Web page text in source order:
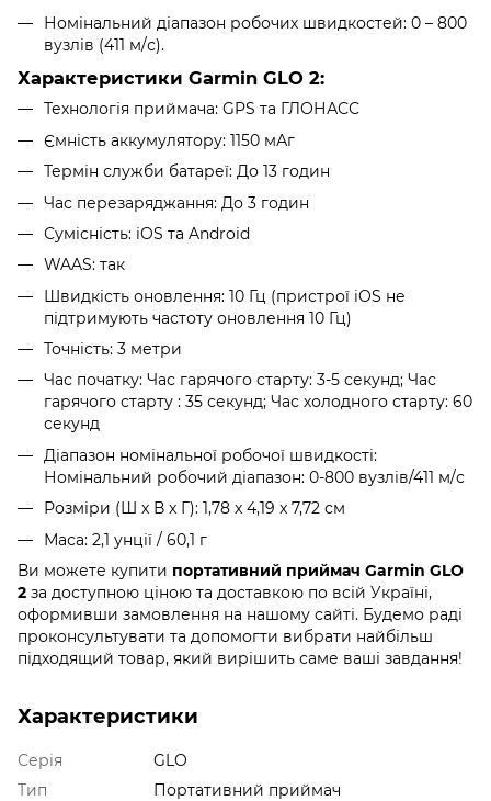
Номінальний діапазон робочих швидкостей: 0 – 800
вузлів (411 м/с).
Характеристики Garmin GLO 2:
Технологія приймача: GPS та ГЛОНАСС
Ємність аккумулятору: 1150 мАг
Термін служби батареї: До 13 годин
Час перезаряджання: До 3 годин
Сумісність: iOS та Android
WAAS: так
Швидкість оновлення: 10 Гц (пристрої iOS не
підтримують частоту оновлення 10 Гц)
Точність: 3 метри
Час початку: Час гарячого старту: 3-5 секунд; Час
гарячого старту : 35 секунд; Час холодного старту: 60
секунд
Діапазон номінальної робочої швидкості:
Номінальний робочий діапазон: 0-800 вузлів/411 м/с
Розміри (Ш x В x Г): 1,78 x 4,19 x 7,72 см
Маса: 2,1 унції / 60,1 г
Ви можете купити портативний приймач Garmin GLO
2 за доступною ціною та доставкою по всій Україні,
оформивши замовлення на нашому сайті. Будемо раді
проконсультувати та допомогти вибрати найбільш
підходящий товар, який вирішить саме ваші завдання!
Характеристики
Серія
GLO
Тип
Портативний приймач